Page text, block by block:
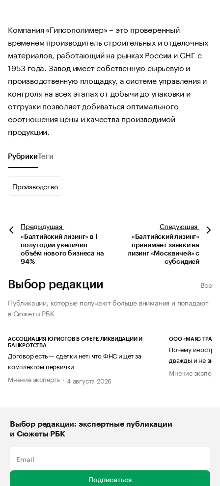
Компания «Гипсополимер» – это проверенный
временем производитель строительных и отделочных
материалов, работающий на рынках России и СНГ с
1953 года. Завод имеет собственную сырьевую и
производственную площадку, а системе управления и
контроля на всех этапах от добычи до упаковки и
отгрузки позволяет добиваться оптимального
соотношения цены и качества производимой
продукции.
Рубрики Теги
Производство
Предыдущая
«Балтийский лизинг» в I
полугодии увеличил
объём нового бизнеса на
94%
Следующая
«Балтийский лизинг»
принимает заявки на
лизинг «Москвичей» с
субсидией
Выбор редакции
Все
Публикации, которые получают больше внимания и попадают
в Сюжеты РБК
АССОЦИАЦИЯ ЮРИСТОВ В СФЕРЕ ЛИКВИДАЦИИ И
БАНКРОТСТВА
Договор есть — сделки нет: что ФНС ищет за
комплектом первички
Мнение эксперта
4 августа 2026
ООО «МАКС ТРАСТ»
Почему
дважды и не
Мнение
Выбор редакции: экспертные публикации
и Сюжеты РБК
Подписаться